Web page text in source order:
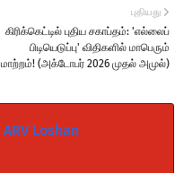
புதியது
கிரிக்கெட்டில் புதிய சகாப்தம்: 'எல்லைப்
பிடியெடுப்பு' விதிகளில் மாபெரும்
மாற்றம்! (அக்டோபர் 2026 முதல் அமுல்)
ARV Loshan